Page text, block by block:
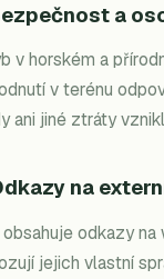
a
v horském a
v terénu
ani jiné ztráty
na
odkazy
jejich vlastní